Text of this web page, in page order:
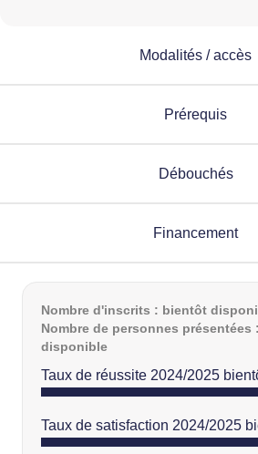
Modalités / accès
Prérequis
Débouchés
Financement
Nombre d'inscrits : bientôt
Nombre de personnes présentées
disponible
Taux de réussite 2024/2025
Taux de satisfaction 2024/2025